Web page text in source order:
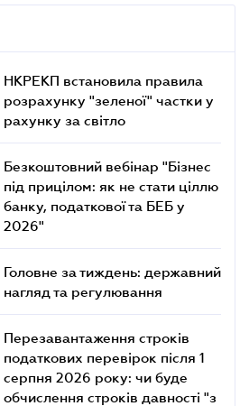
НКРЕКП встановила правила
розрахунку "зеленої" частки у
рахунку за світло
Безкоштовний вебінар "Бізнес
під прицілом: як не стати ціллю
банку, податкової та БЕБ у
2026"
Головне за тиждень: державний
нагляд та регулювання
Перезавантаження строків
податкових перевірок після 1
серпня 2026 року: чи буде
обчислення строків давності "з